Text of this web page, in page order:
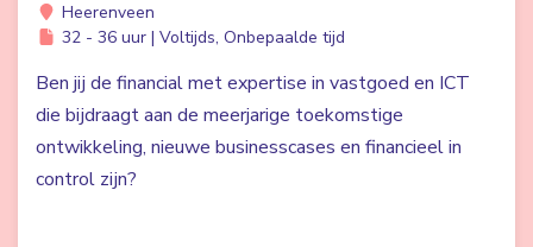
Heerenveen
32 - 36 uur | Voltijds, Onbepaalde tijd
Ben jij de financial met expertise in vastgoed en ICT
die bijdraagt aan de meerjarige toekomstige
ontwikkeling, nieuwe businesscases en financieel in
control zijn?